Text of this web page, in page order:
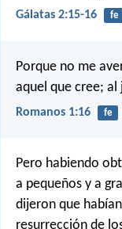
Gálatas 2:15-16 fe
Porque no me
aquel que cree;
Romanos 1:16 fe
Pero habiendo
a pequeños y a
dijeron que
resurrección de